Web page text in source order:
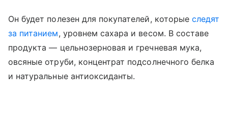
Он будет полезен для покупателей, которыеследят
за питанием, уровнем сахара и весом. В составе
продукта — цельнозерновая и гречневая мука,
овсяные отруби, концентрат подсолнечного белка
и натуральные антиоксиданты.